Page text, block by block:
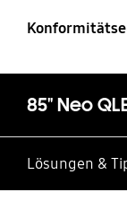
Lösungen &